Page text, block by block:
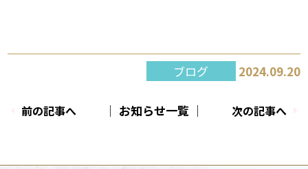
ブログ 2024.09.20
前の記事へ 次の記事へ
│ お知らせ一覧 │